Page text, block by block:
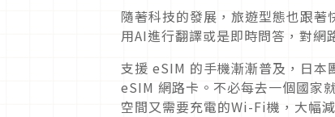
隨著科技的發展，旅遊型態也跟
用AI進行翻譯或是即時問答，對網
支援 eSIM 的手機漸漸普及，日
eSIM 網路卡。不必每去一個國家
空間又需要充電的Wi-Fi機，大幅